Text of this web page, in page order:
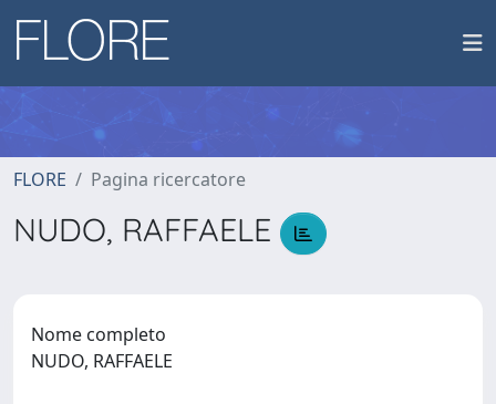
FLORE Pagina ricercatore
NUDO, RAFFAELE
Nome completo
NUDO, RAFFAELE